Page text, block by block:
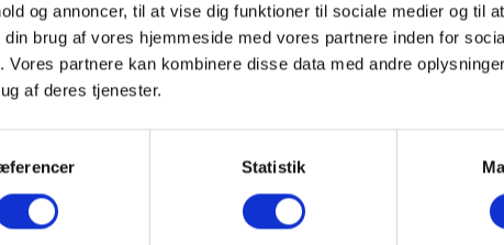
og annoncer, til at vise dig funktioner til sociale medier og til
brug af vores hjemmeside med vores partnere inden for
partnere kan kombinere disse data med andre
af deres tjenester.
Statistik
462 MSIDV
460 mm